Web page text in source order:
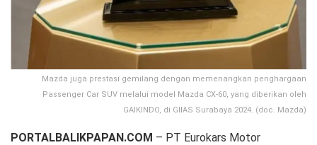
Mazda juga prestasi gemilang dengan memenangkan penghargaan
Passenger Car SUV melalui model Mazda CX-60, yang diberikan oleh
GAIKINDO, di GIIAS Surabaya 2024. (doc. Mazda)
PORTALBALIKPAPAN.COM – PT Eurokars Motor